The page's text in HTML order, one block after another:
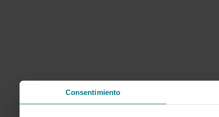
Consentimiento